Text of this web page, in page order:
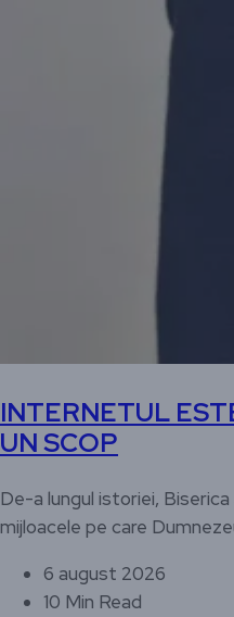
INTERNETUL
UN SCOP
De-a lungul istoriei,
mijloacele pe care
6 august 2026
10 Min Read